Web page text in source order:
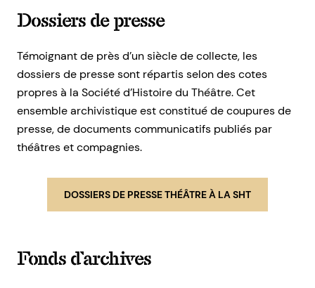
Dossiers de presse
Témoignant de près d’un siècle de collecte, les
dossiers de presse sont répartis selon des cotes
propres à la Société d’Histoire du Théâtre. Cet
ensemble archivistique est constitué de coupures de
presse, de documents communicatifs publiés par
théâtres et compagnies.
DOSSIERS DE PRESSE THÉÂTRE À LA SHT
Fonds d’archives